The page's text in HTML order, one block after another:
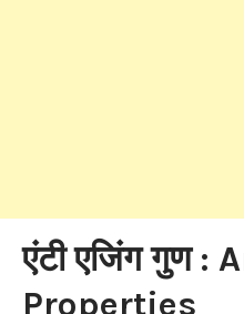
एंटी एजिंग गुण :
Properties